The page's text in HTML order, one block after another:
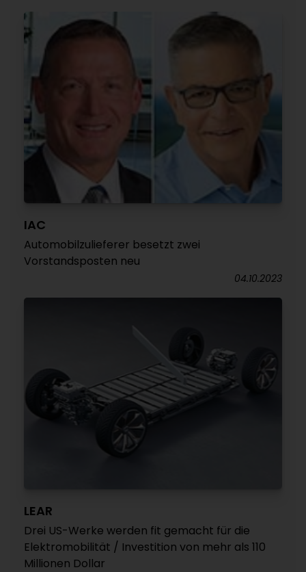
IAC
Automobilzulieferer besetzt zwei
Vorstandsposten neu
04.10.2023
LEAR
Drei US-Werke werden fit gemacht für die
Elektromobilität / Investition von mehr als 110
Millionen Dollar